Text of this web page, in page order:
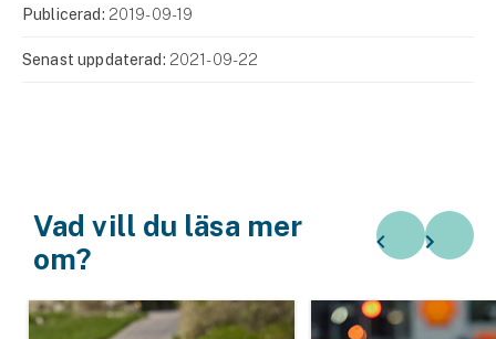
Publicerad: 2019-09-19
Senast uppdaterad: 2021-09-22
Vad vill du läsa mer
om?